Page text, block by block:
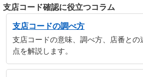
支店コード確認に役立つコラム
支店コードの調べ方
支店コードの意味、調べ方、店番との
点を解説します。